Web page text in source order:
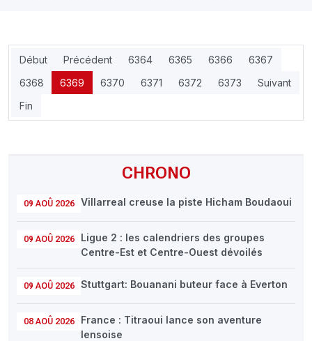
CHRONO
09 AOÛ 2026 Villarreal creuse la piste Hicham Boudaoui
09 AOÛ 2026
Ligue 2 : les calendriers des groupes
Centre-Est et Centre-Ouest dévoilés
09 AOÛ 2026 Stuttgart: Bouanani buteur face à Everton
08 AOÛ 2026
France : Titraoui lance son aventure
lensoise
Début Précédent 6364 6365 6366
6367
6368
6369 6370 6371 6372 6373
Suivant
Fin